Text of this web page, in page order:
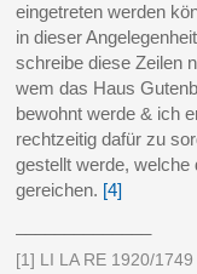
eingetreten werden
in dieser
schreibe diese Zeilen
wem das Haus
bewohnt werde & ich
rechtzeitig dafür zu
gestellt werde,
gereichen. [4]
[1] LI LA RE 1920/